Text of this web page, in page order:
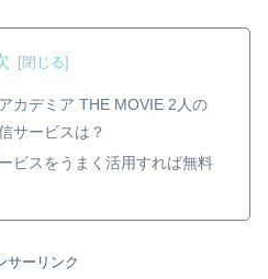
カデミア THE MOVIE 2人の
サービスは？
ビスをうまく活用すれば無料
サーリンク